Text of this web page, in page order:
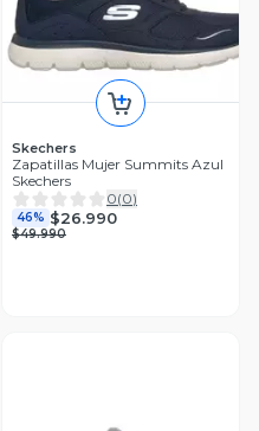
Skechers
Zapatillas Mujer Summits Azul
Skechers
0(0)
46% $26.990
$49.990